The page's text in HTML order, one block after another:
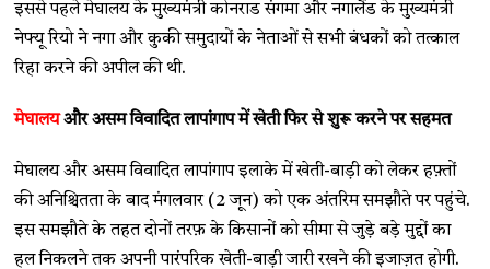
इससे पहले मेघालय के मुख्यमंत्री कोनराड संगमा और नगालैंड के मुख्यमंत्री
नेफ्यू रियो ने नगा और कुकी समुदायों के नेताओं से सभी बंधकों को तत्काल
रिहा करने की अपील की थी.
मेघालयऔर असम विवादित लापांगाप में खेती फिर से शुरू करने पर सहमत
मेघालय और असम विवादित लापांगाप इलाके में खेती-बाड़ी को लेकर हफ़्तों
की अनिश्चितता के बाद मंगलवार (2 जून) को एक अंतरिम समझौते पर पहुंचे.
इस समझौते के तहत दोनों तरफ़ के किसानों को सीमा से जुड़े बड़े मुद्दों का
हल निकलने तक अपनी पारंपरिक खेती-बाड़ी जारी रखने की इजाज़त होगी.